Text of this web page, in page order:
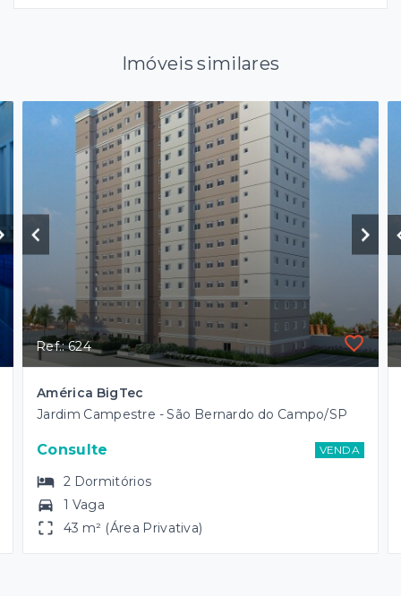
Imóveis similares
Ref.: 624
América BigTec
Jardim Campestre - São Bernardo do Campo/SP
Consulte VENDA
2 Dormitórios
1 Vaga
43 m² (Área Privativa)